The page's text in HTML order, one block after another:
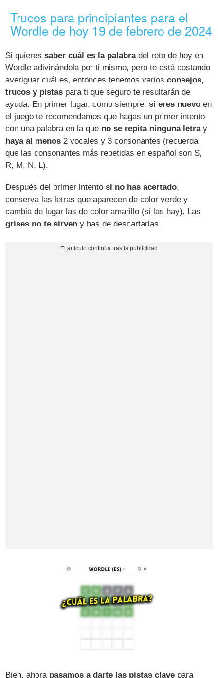
Trucos para principiantes para el
Wordle de hoy 19 de febrero de 2024
Si quieressaber cuál es la palabradel reto de hoy en
Wordle adivinándola por ti mismo, pero te está costando
averiguar cuál es, entonces tenemos variosconsejos,
trucos y pistas para ti que seguro te resultarán de
ayuda. En primer lugar, como siempre,si eres nuevo en
el juego te recomendamos que hagas un primer intento
con una palabra en la que no se repita ninguna letray
haya al menos 2 vocales y 3 consonantes (recuerda
que las consonantes más repetidas en español son S,
R, M, N, L).
Después del primer intentosi no has acertado,
conserva las letras que aparecen de color verde y
cambia de lugar las de color amarillo (si las hay). Las
grises no te sirven y has de descartarlas.
Bien, ahora pasamos a darte las pistas clave para